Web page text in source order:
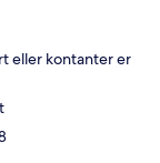
eller kontanter er